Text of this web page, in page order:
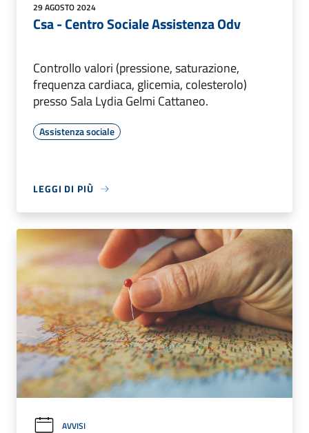
29 AGOSTO 2024
Csa - Centro Sociale Assistenza Odv
Controllo valori (pressione, saturazione,
frequenza cardiaca, glicemia, colesterolo)
presso Sala Lydia Gelmi Cattaneo.
Assistenza sociale
LEGGI DI PIÙ
AVVISI